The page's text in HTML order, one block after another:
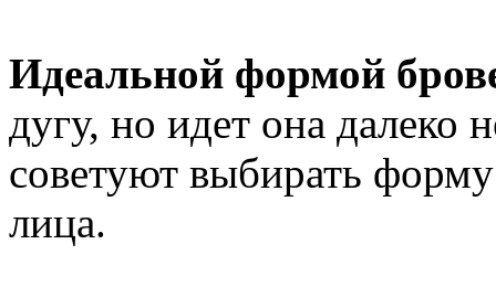
Идеальной формой
дугу, но идет она
советуют выбирать
лица.